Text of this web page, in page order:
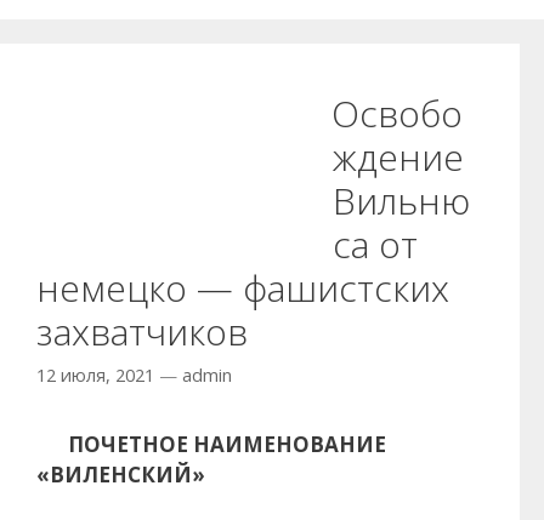
Освобо
ждение
Вильню
са от
немецко — фашистских
захватчиков
12 июля, 2021 — admin
ПОЧЕТНОЕ НАИМЕНОВАНИЕ
«ВИЛЕНСКИЙ»